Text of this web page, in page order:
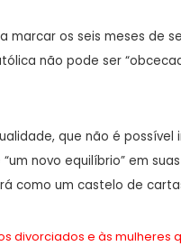
marcar os seis meses de
não pode ser
que não é
novo equilíbrio” em
como um castelo de
divorciados e às mulheres